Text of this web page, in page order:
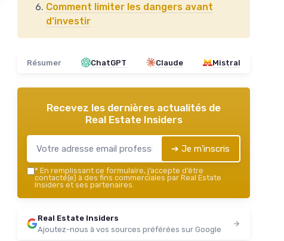
Comment limiter les dangers avant
d’investir
Résumer ChatGPT Claude Mistral
Recevez les dernières actualités de
Real Estate Insiders
➔ Je m'inscris
* En remplissant ce formulaire, j’accepte d’être
contacté(e) à des fins commerciales par Real Estate
Insiders et ses partenaires.
Real Estate Insiders
Ajoutez-nous à vos sources préférées sur Google